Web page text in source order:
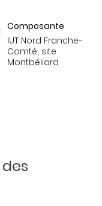
Composante
IUT Nord Franche-
Comté, site
Montbéliard